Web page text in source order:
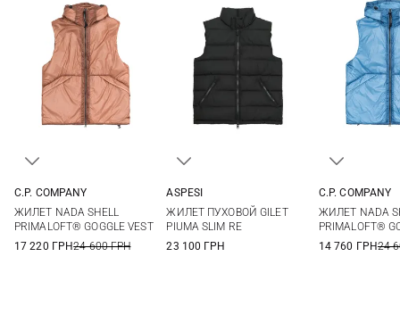
C.P. COMPANY
ЖИЛЕТ NADA SHELL
PRIMALOFT® GOGGLE VEST
17 220 ГРН24 600 ГРН
ASPESI
ЖИЛЕТ ПУХОВОЙ GILET
PIUMA SLIM RE
23 100 ГРН
C.P. COMPANY
ЖИЛЕТ NADA
PRIMALOFT®
14 760 ГРН24